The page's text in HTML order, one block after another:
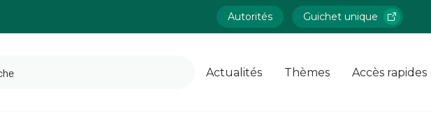
Autorités Guichet unique
Actualités Thèmes Accès rapides